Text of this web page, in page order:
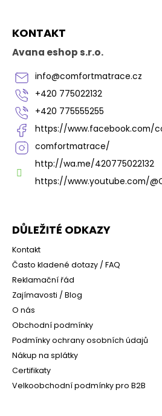
u
KONTAKT
Avana eshop s.r.o.
info@comfortmatrace.cz
+420 775022132
+420 775555255
https://www.facebook.com/
comfortmatrace/
http://wa.me/420775022132
https://www.youtube.com/
DŮLEŽITÉ ODKAZY
Kontakt
Často kladené dotazy / FAQ
Reklamační řád
Zajímavosti / Blog
O nás
Obchodní podmínky
Podmínky ochrany osobních údajů
Nákup na splátky
Certifikaty
Velkoobchodní podmínky pro B2B